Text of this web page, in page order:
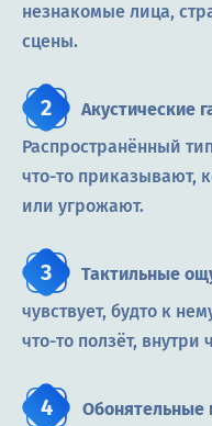
незнакомые лица,
сцены.
Акустические
Распространённый
что-то приказывают,
или угрожают.
Тактильные
чувствует, будто к
что-то ползёт, внутри
Обонятельные